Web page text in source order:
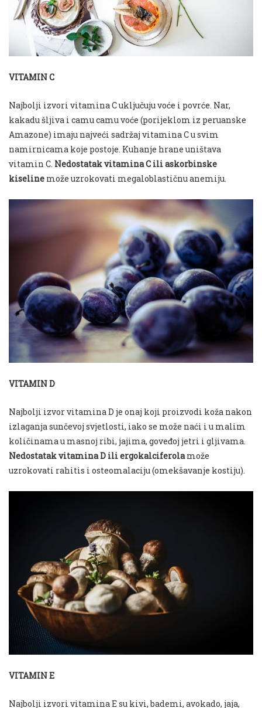
VITAMIN C
Najbolji izvori vitamina C uključuju voće i povrće. Nar,
kakadu šljiva i camu camu voće (porijeklom iz peruanske
Amazone) imaju najveći sadržaj vitamina C u svim
namirnicama koje postoje. Kuhanje hrane uništava
vitamin C. Nedostatak vitamina C ili askorbinske
kiseline može uzrokovati megaloblastičnu anemiju.
VITAMIN D
Najbolji izvor vitamina D je onaj koji proizvodi koža nakon
izlaganja sunčevoj svjetlosti, iako se može naći i u malim
količinama u masnoj ribi, jajima, goveđoj jetri i gljivama.
Nedostatak vitamina D ili ergokalciferolamože
uzrokovati rahitis i osteomalaciju (omekšavanje kostiju).
VITAMIN E
Najbolji izvori vitamina E su kivi, bademi, avokado, jaja,